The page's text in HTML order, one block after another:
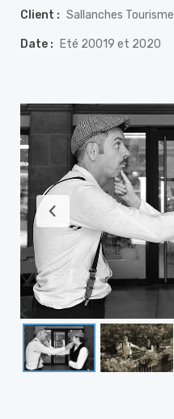
Client : Sallanches Tourisme
Date : Eté 20019 et 2020